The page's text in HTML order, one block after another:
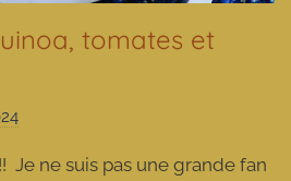
tomates et
r
Je ne suis pas une grande fan